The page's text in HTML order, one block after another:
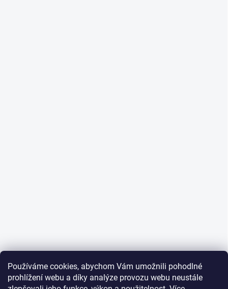
Používáme cookies, abychom Vám umožnili pohodlné
prohlížení webu a díky analýze provozu webu neustále